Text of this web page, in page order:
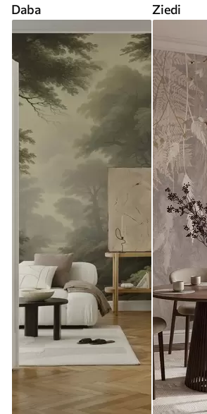
Daba Ziedi